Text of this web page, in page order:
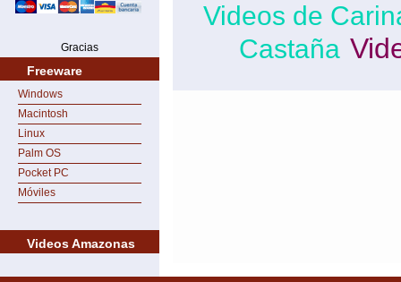
Gracias
Freeware
Windows
Macintosh
Linux
Palm OS
Pocket PC
Móviles
Videos Amazonas
Videos de
Castaña